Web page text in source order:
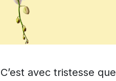
C’est avec tristesse